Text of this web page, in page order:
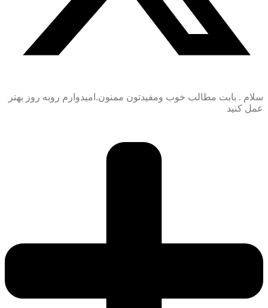
سلام . بابت مطالب خوب ومفیدتون ممنون.امیدوارم روبه روز بهتر
عمل کنید